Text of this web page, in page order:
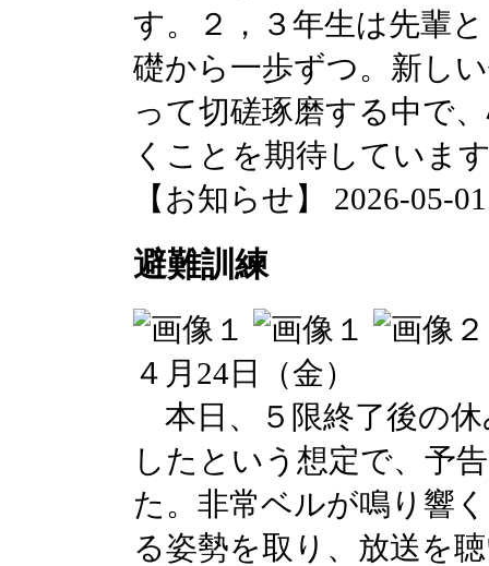
す。２，３年生は先輩
礎から一歩ずつ。新し
って切磋琢磨する中で
くことを期待していま
【お知らせ】 2026-05-
避難訓練
４月24日（金）
本日、５限終了後の
したという想定で、予
た。非常ベルが鳴り響
る姿勢を取り、放送を